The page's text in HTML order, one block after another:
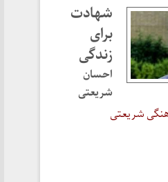
شهادت
برای
زندگی
احسان
شریعتی
شریعتی